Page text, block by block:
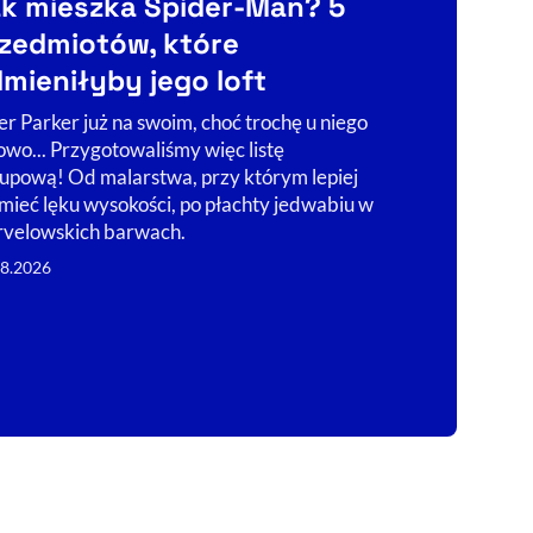
które
jego loft
Parker już na swoim, choć trochę u niego
Przygotowaliśmy więc listę
Od malarstwa, przy którym lepiej
lęku wysokości, po płachty jedwabiu w
barwach.